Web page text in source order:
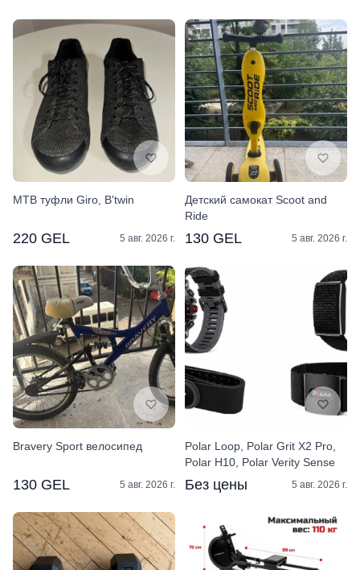
MTB туфли Giro, B'twin
220 GEL 5 авг. 2026 г.
Детский самокат Scoot and
Ride
130 GEL 5 авг. 2026 г.
Bravery Sport велосипед
130 GEL 5 авг. 2026 г.
Polar Loop, Polar Grit X2 Pro,
Polar H10, Polar Verity Sense
Без цены 5 авг. 2026 г.